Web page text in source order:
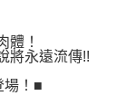
意方可使用
公司不負相關責
狀況，依本公司即
體！
將永遠流傳!!
場！■